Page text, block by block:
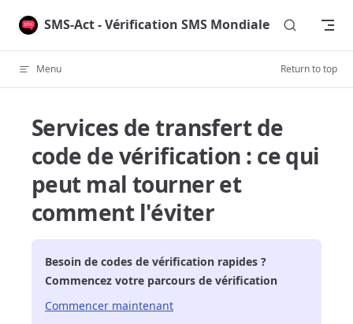
Skip to content
SMS-Act - Vérification SMS Mondiale
Menu Return to top
Services de transfert de
code de vérification : ce qui
peut mal tourner et
comment l'éviter
Besoin de codes de vérification rapides ?
Commencez votre parcours de vérification
Commencer maintenant